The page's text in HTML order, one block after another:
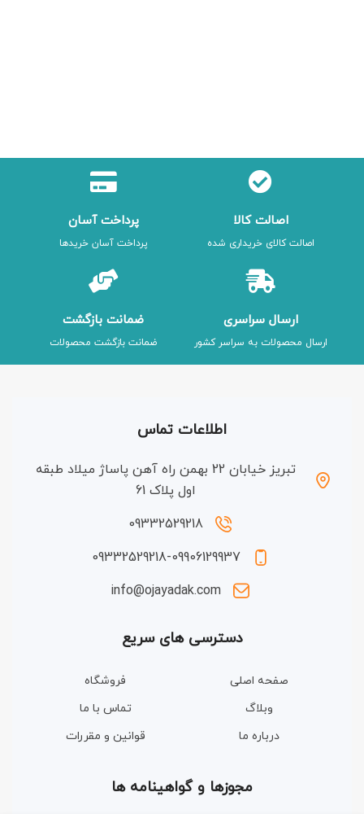
اصالت کالا
اصالت کالای خریداری شده
پرداخت آسان
پرداخت آسان خریدها
ارسال سراسری
ارسال محصولات به سراسر کشور
ضمانت بازگشت
ضمانت بازگشت محصولات
اطلاعات تماس
تبریز خیابان 22 بهمن راه آهن پاساژ میلاد طبقه
اول پلاک 61
09332529218
09332529218-09906129937
info@ojayadak.com
دسترسی های سریع
صفحه اصلی
فروشگاه
وبلاگ
تماس با ما
درباره ما
قوانین و مقررات
مجوزها و گواهینامه ها